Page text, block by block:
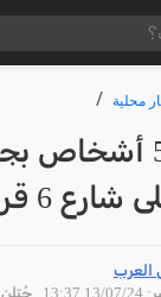
محلية
إصابة 5
6 قرب الطيرة
العرب
13:37
, حُتلن: